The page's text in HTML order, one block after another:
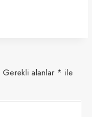
Gerekli alanlar * ile